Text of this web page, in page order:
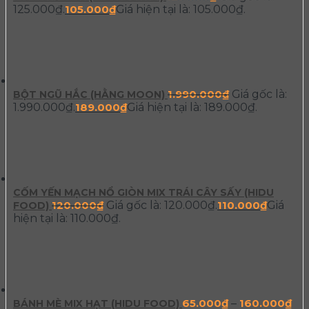
125.000₫.105.000₫Giá hiện tại là: 105.000₫.
BỘT NGŨ HẮC (HẰNG MOON) 1.990.000₫ Giá gốc là:
1.990.000₫.189.000₫Giá hiện tại là: 189.000₫.
CỐM YẾN MẠCH NỔ GIÒN MIX TRÁI CÂY SẤY (HIDU
FOOD) 120.000₫ Giá gốc là: 120.000₫.110.000₫Giá
hiện tại là: 110.000₫.
BÁNH MÈ MIX HẠT (HIDU FOOD) 65.000₫– 160.000₫